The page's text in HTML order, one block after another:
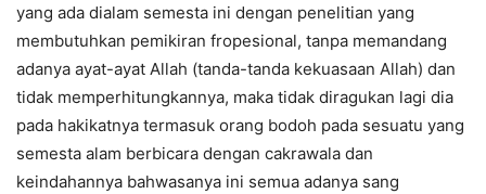
yang ada dialam semesta ini dengan penelitian yang
membutuhkan pemikiran fropesional, tanpa memandang
adanya ayat-ayat Allah (tanda-tanda kekuasaan Allah) dan
tidak memperhitungkannya, maka tidak diragukan lagi dia
pada hakikatnya termasuk orang bodoh pada sesuatu yang
semesta alam berbicara dengan cakrawala dan
keindahannya bahwasanya ini semua adanya sang